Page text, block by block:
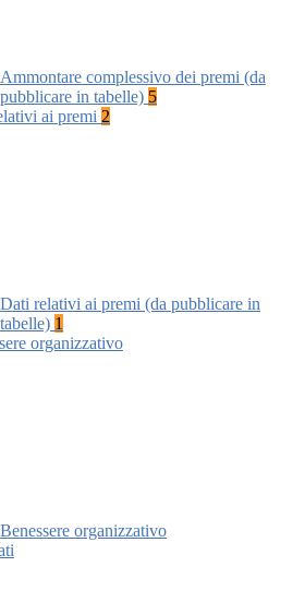
Ammontare complessivo dei premi (da
pubblicare in tabelle) 5
ai premi 2
Dati relativi ai premi (da pubblicare in
tabelle) 1
organizzativo
Benessere organizzativo